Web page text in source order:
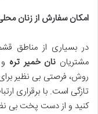
امکان سفارش از زنان
در بسیاری از مناطق
مشتریان نان خمیر تره
روش، فرصتی بی نظیر
تازگی است. با برقراری
کنید و از دست پخت بی